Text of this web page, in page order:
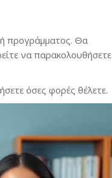
ή προγράμματος. Θα
να παρακολουθήσετε
όσες φορές θέλετε.